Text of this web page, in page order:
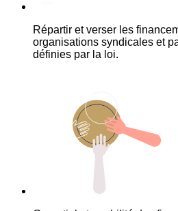
Répartir et verser les
organisations syndicales et
définies par la loi.